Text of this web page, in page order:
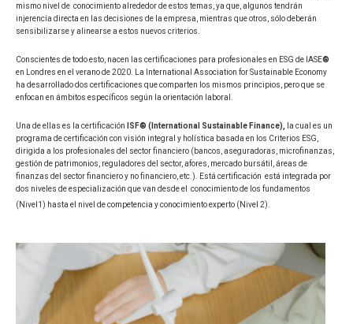
mismo nivel de conocimiento alrededor de estos temas, ya que, algunos tendrán
injerencia directa en las decisiones de la empresa, mientras que otros, sólo deberán
sensibilizarse y alinearse a estos nuevos criterios.
Conscientes de todo esto, nacen las certificaciones para profesionales en ESG de IASE®
en Londres en el verano de 2020. La International Association for Sustainable Economy
ha desarrollado dos certificaciones que comparten los mismos principios, pero que se
enfocan en ámbitos específicos según la orientación laboral.
Una de ellas es la certificación ISF® (International Sustainable Finance),
la cual es un
programa de certificación con visión integral y holística basada en los Criterios ESG,
dirigida a los profesionales del sector financiero (bancos, aseguradoras, microfinanzas,
gestión de patrimonios, reguladores del sector, afores, mercado bursátil, áreas de
finanzas del sector financiero y no financiero, etc.). Está certificación está integrada por
dos niveles de especialización que van desde el conocimiento de los fundamentos
(Nivel1) hasta el nivel de competencia y conocimiento experto (Nivel 2).